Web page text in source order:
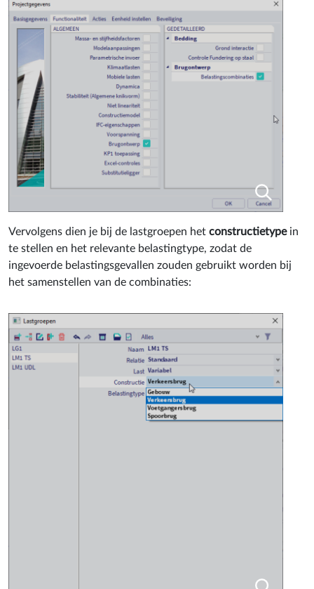
Vervolgens dien je bij de lastgroepen het constructietypein
te stellen en het relevante belastingtype, zodat de
ingevoerde belastingsgevallen zouden gebruikt worden bij
het samenstellen van de combinaties: